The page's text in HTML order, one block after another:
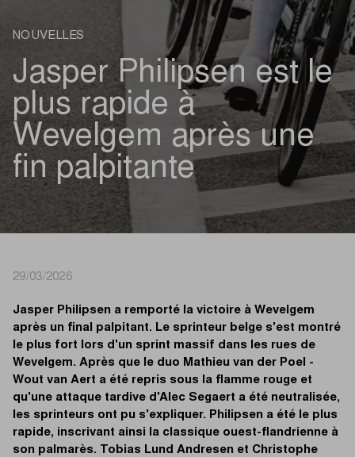
NOUVELLES
Jasper Philipsen est le
plus rapide à
Wevelgem après une
fin palpitante
29/03/2026
Jasper Philipsen a remporté la victoire à Wevelgem
après un final palpitant. Le sprinteur belge s'est montré
le plus fort lors d'un sprint massif dans les rues de
Wevelgem. Après que le duo Mathieu van der Poel -
Wout van Aert a été repris sous la flamme rouge et
qu'une attaque tardive d'Alec Segaert a été neutralisée,
les sprinteurs ont pu s'expliquer. Philipsen a été le plus
rapide, inscrivant ainsi la classique ouest-flandrienne à
son palmarès. Tobias Lund Andresen et Christophe